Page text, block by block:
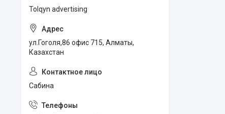
Tolqyn advertising
ул.Гоголя,86 офис 715, Алматы,
Казахстан
Сабина